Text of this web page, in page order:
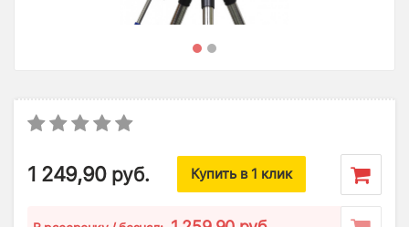
1 249,90 руб. Купить в 1 клик